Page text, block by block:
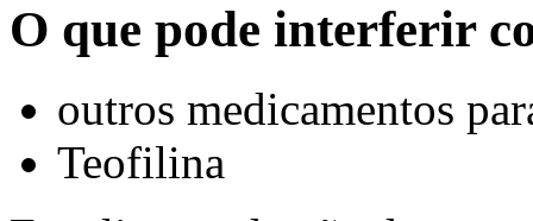
O que pode interferir
outros medicamentos
Teofilina